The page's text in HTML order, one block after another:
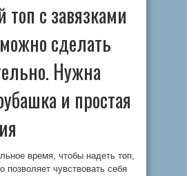
с завязками
сделать
Нужна
и простая
время, чтобы надеть топ,
позволяет чувствовать себя